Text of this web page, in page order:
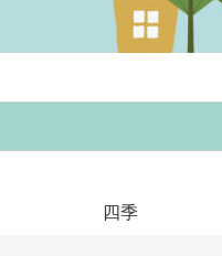
四季